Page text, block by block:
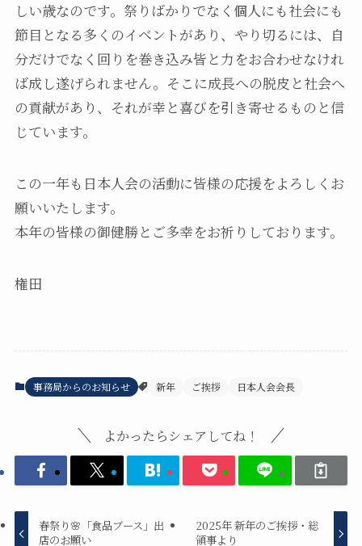
しい歳なのです。祭りばかりでなく個人にも社会にも
節目となる多くのイベントがあり、やり切るには、自
分だけでなく回りを巻き込み皆と力をお合わせなけれ
ば成し遂げられません。そこに成長への脱皮と社会へ
の貢献があり、それが幸と喜びを引き寄せるものと信
じています。
この一年も日本人会の活動に皆様の応援をよろしくお
願いいたします。
本年の皆様の御健勝とご多幸をお祈りしております。
権田
事務局からのお知らせ 新年 ご挨拶 日本人会会長
よかったらシェアしてね！
春祭り🌸「食品ブース」出
店のお願い
2025年 新年のご挨拶・総
領事より